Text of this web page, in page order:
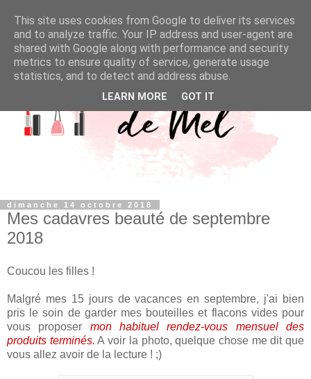
dimanche 14 octobre 2018
Mes cadavres beauté de septembre
2018
Coucou les filles !
Malgré mes 15 jours de vacances en septembre, j'ai bien
pris le soin de garder mes bouteilles et flacons vides pour
vous proposer mon habituel rendez-vous mensuel des
produits terminés. A voir la photo, quelque chose me dit que
vous allez avoir de la lecture ! ;)
This site uses cookies from Google to deliver its services
and to analyze traffic. Your IP address and user-agent are
shared with Google along with performance and security
metrics to ensure quality of service, generate usage
statistics, and to detect and address abuse.
LEARN MORE GOT IT